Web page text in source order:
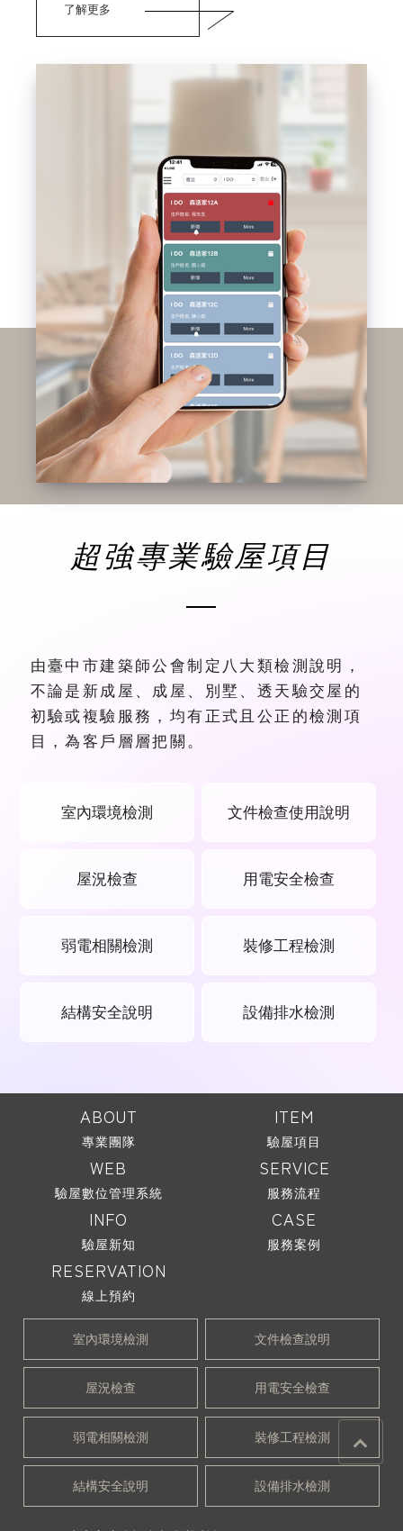
了解更多
超強專業驗屋項目
由臺中市建築師公會制定八大類檢測說明，
不論是新成屋、成屋、別墅、透天驗交屋的
初驗或複驗服務，均有正式且公正的檢測項
目，為客戶層層把關。
室內環境檢測 文件檢查使用說明
屋況檢查 用電安全檢查
弱電相關檢測 裝修工程檢測
結構安全說明 設備排水檢測
ABOUT
專業團隊
ITEM
驗屋項目
WEB
驗屋數位管理系統
SERVICE
服務流程
INFO
驗屋新知
CASE
服務案例
RESERVATION
線上預約
室內環境檢測 文件檢查說明
屋況檢查 用電安全檢查
弱電相關檢測 裝修工程檢測
結構安全說明 設備排水檢測